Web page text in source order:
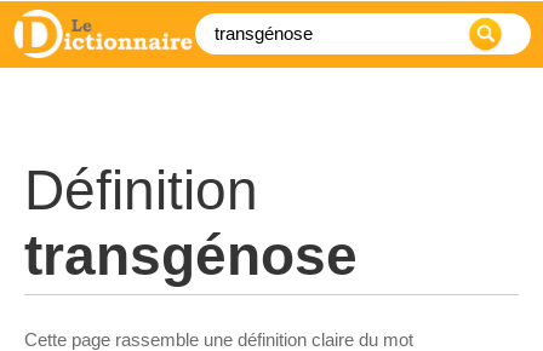
Définition
transgénose
Cette page rassemble une définition claire du mot